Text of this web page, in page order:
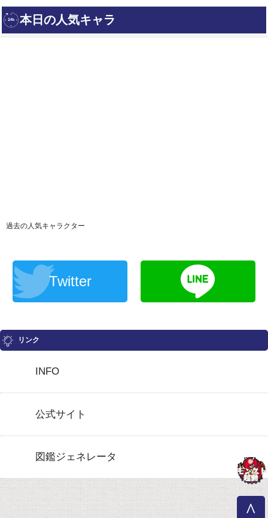
過去の人気キャラクター
Twitter
リンク
INFO
公式サイト
図鑑ジェネレータ